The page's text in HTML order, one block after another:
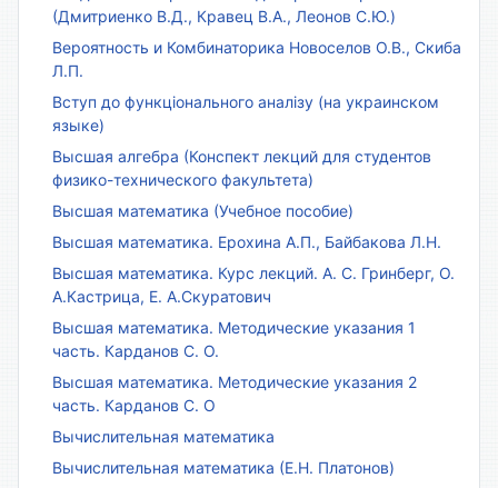
(Дмитриенко В.Д., Кравец В.А., Леонов С.Ю.)
Вероятность и Комбинаторика Новоселов О.В., Скиба
Л.П.
Вступ до функціонального аналізу (на украинском
языке)
Высшая алгебра (Конспект лекций для студентов
физико-технического факультета)
Высшая математика (Учебное пособие)
Высшая математика. Ерохина А.П., Байбакова Л.Н.
Высшая математика. Курс лекций. А. С. Гринберг, О.
А.Кастрица, Е. А.Скуратович
Высшая математика. Методические указания 1
часть. Карданов С. О.
Высшая математика. Методические указания 2
часть. Карданов С. О
Вычислительная математика
Вычислительная математика (Е.Н. Платонов)